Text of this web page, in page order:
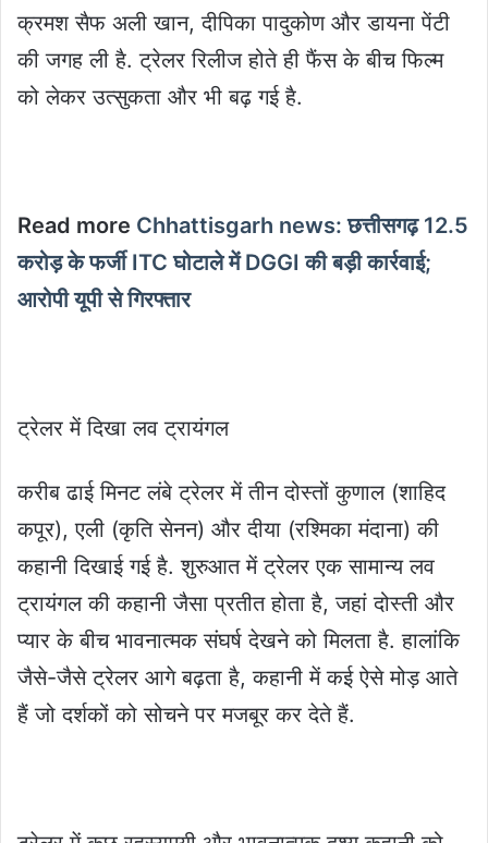
क्रमश सैफ अली खान, दीपिका पादुकोण और डायना पेंटी
की जगह ली है. ट्रेलर रिलीज होते ही फैंस के बीच फिल्म
को लेकर उत्सुकता और भी बढ़ गई है.
Read more Chhattisgarh news: छत्तीसगढ़ 12.5
करोड़ के फर्जी ITC घोटाले में DGGI की बड़ी कार्रवाई;
आरोपी यूपी से गिरफ्तार
ट्रेलर में दिखा लव ट्रायंगल
करीब ढाई मिनट लंबे ट्रेलर में तीन दोस्तों कुणाल (शाहिद
कपूर), एली (कृति सेनन) और दीया (रश्मिका मंदाना) की
कहानी दिखाई गई है. शुरुआत में ट्रेलर एक सामान्य लव
ट्रायंगल की कहानी जैसा प्रतीत होता है, जहां दोस्ती और
प्यार के बीच भावनात्मक संघर्ष देखने को मिलता है. हालांकि
जैसे-जैसे ट्रेलर आगे बढ़ता है, कहानी में कई ऐसे मोड़ आते
हैं जो दर्शकों को सोचने पर मजबूर कर देते हैं.